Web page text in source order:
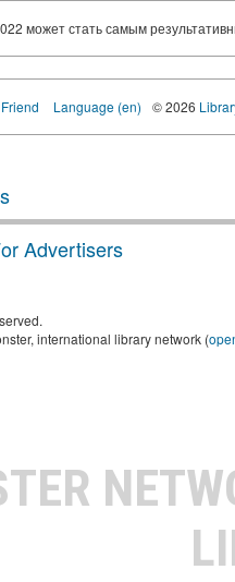
может стать самым
Language (en) © 2026
Advertisers
international library network (